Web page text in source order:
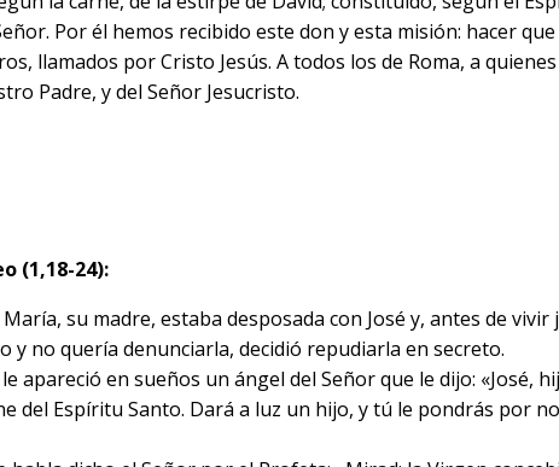
Por él hemos recibido este don y esta misión: hacer
llamados por Cristo Jesús. A todos los de Roma, a
Padre, y del Señor Jesucristo.
(1,18-24):
su madre, estaba desposada con José y, antes de
y no quería denunciarla, decidió repudiarla en secreto.
apareció en sueños un ángel del Señor que le dijo: «José,
del Espíritu Santo. Dará a luz un hijo, y tú le pondrás por